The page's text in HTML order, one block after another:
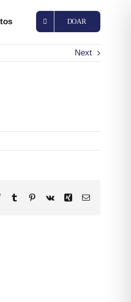
DOAR
Next
TelegramTumblrPinterest
Vk Xing Email